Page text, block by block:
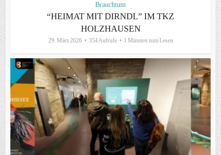
Brauchtum
“HEIMAT MIT DIRNDL” IM TKZ
HOLZHAUSEN
29. März 2026 354 Aufrufe 1 Minuten zum Lesen